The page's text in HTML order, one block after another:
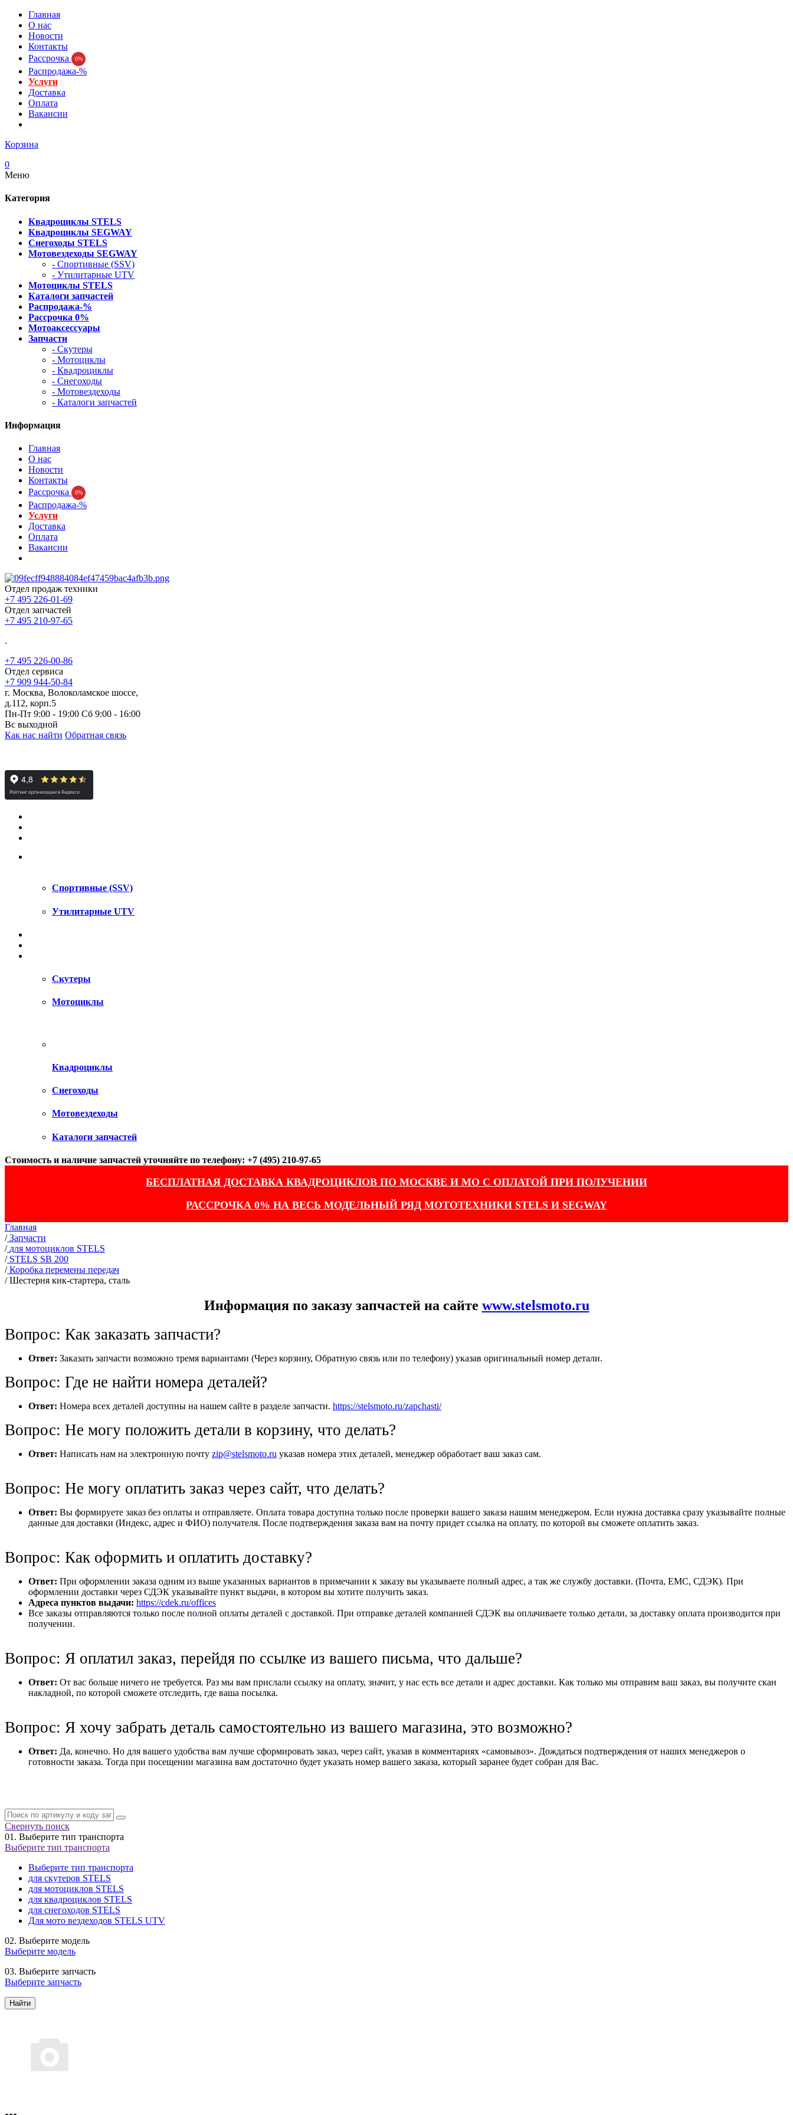
Главная
О нас
Новости
Контакты
Рассрочка
0%
Распродажа-%
Услуги
Доставка
Оплата
Вакансии
Корзина
0
Меню
Категория
Квадроциклы STELS
Квадроциклы SEGWAY
Снегоходы STELS
Мотовездеходы SEGWAY
- Спортивные (SSV)
- Утилитарные UTV
Мотоциклы STELS
Каталоги запчастей
Распродажа-%
Рассрочка 0%
Мотоаксессуары
Запчасти
- Скутеры
- Мотоциклы
- Квадроциклы
- Снегоходы
- Мотовездеходы
- Каталоги запчастей
Информация
Главная
О нас
Новости
Контакты
Рассрочка
0%
Распродажа-%
Услуги
Доставка
Оплата
Вакансии
Отдел продаж техники
+7 495 226-01-69
Отдел запчастей
+7 495 210-97-65
.
+7 495 226-00-86
Отдел сервиса
+7 909 944-50-84
г. Москва, Волоколамское шоссе,
д.112, корп.5
Пн-Пт 9:00 - 19:00 Сб 9:00 - 16:00
Вс выходной
Как нас найти Обратная связь
Спортивные (SSV)
Утилитарные UTV
Скутеры
Мотоциклы
Квадроциклы
Снегоходы
Мотовездеходы
Каталоги запчастей
Стоимость и наличие запчастей уточняйте по телефону: +7 (495) 210-97-65
БЕСПЛАТНАЯ ДОСТАВКА КВАДРОЦИКЛОВ ПО МОСКВЕ И МО С ОПЛАТОЙ ПРИ ПОЛУЧЕНИИ
РАССРОЧКА 0% НА ВЕСЬ МОДЕЛЬНЫЙ РЯД МОТОТЕХНИКИ STELS И SEGWAY
Главная
/ Запчасти
/ для мотоциклов STELS
/ STELS SB 200
/ Коробка перемены передач
/Шестерня кик-стартера, сталь
Информация по заказу запчастей на сайте www.stelsmoto.ru
Вопрос: Как заказать запчасти?
Ответ: Заказать запчасти возможно тремя вариантами (Через корзину, Обратную связь или по телефону) указав оригинальный номер детали.
Вопрос: Где не найти номера деталей?
Ответ: Номера всех деталей доступны на нашем сайте в разделе запчасти. https://stelsmoto.ru/zapchasti/
Вопрос: Не могу положить детали в корзину, что делать?
Ответ: Написать нам на электронную почту zip@stelsmoto.ru указав номера этих деталей, менеджер обработает ваш заказ сам.
Вопрос: Не могу оплатить заказ через сайт, что делать?
Ответ: Вы формируете заказ без оплаты и отправляете. Оплата товара доступна только после проверки вашего заказа нашим менеджером. Если нужна доставка сразу указывайте полные
данные для доставки (Индекс, адрес и ФИО) получателя. После подтверждения заказа вам на почту придет ссылка на оплату, по которой вы сможете оплатить заказ.
Вопрос: Как оформить и оплатить доставку?
Ответ: При оформлении заказа одним из выше указанных вариантов в примечании к заказу вы указываете полный адрес, а так же службу доставки. (Почта, ЕМС, СДЭК). При
оформлении доставки через СДЭК указывайте пункт выдачи, в котором вы хотите получить заказ.
Адреса пунктов выдачи: https://cdek.ru/offices
Все заказы отправляются только после полной оплаты деталей с доставкой. При отправке деталей компанией СДЭК вы оплачиваете только детали, за доставку оплата производится при
получении.
Вопрос: Я оплатил заказ, перейдя по ссылке из вашего письма, что дальше?
Ответ: От вас больше ничего не требуется. Раз мы вам прислали ссылку на оплату, значит, у нас есть все детали и адрес доставки. Как только мы отправим ваш заказ, вы получите скан
накладной, по которой сможете отследить, где ваша посылка.
Вопрос: Я хочу забрать деталь самостоятельно из вашего магазина, это возможно?
Ответ: Да, конечно. Но для вашего удобства вам лучше сформировать заказ, через сайт, указав в комментариях «самовывоз». Дождаться подтверждения от наших менеджеров о
готовности заказа. Тогда при посещении магазина вам достаточно будет указать номер вашего заказа, который заранее будет собран для Вас.
Свернуть поиск
01. Выберите тип транспорта
Выберите тип транспорта
Выберите тип транспорта
для скутеров STELS
для мотоциклов STELS
для квадроциклов STELS
для снегоходов STELS
Для мото вездеходов STELS UTV
02. Выберите модель
Выберите модель
03. Выберите запчасть
Выберите запчасть
Найти